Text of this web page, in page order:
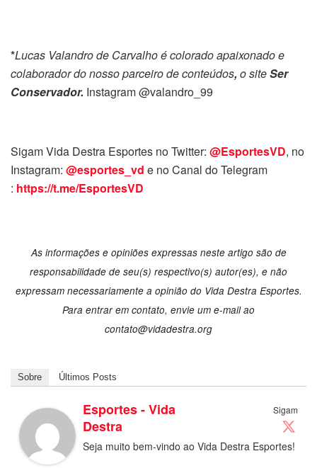
*Lucas Valandro de Carvalho é colorado apaixonado e
colaborador do nosso parceiro de conteúdos, o siteSer
Conservador. Instagram @valandro_99
Sigam Vida Destra Esportes no Twitter: @EsportesVD, no
Instagram: @esportes_vd e no Canal do Telegram
: https://t.me/EsportesVD
As informações e opiniões expressas neste artigo são de
responsabilidade de seu(s) respectivo(s) autor(es), e não
expressam necessariamente a opinião do Vida Destra Esportes.
Para entrar em contato, envie um e-mail ao
contato@vidadestra.org
Sobre Últimos Posts
Sigam
Esportes - Vida
Destra
Seja muito bem-vindo ao Vida Destra Esportes!